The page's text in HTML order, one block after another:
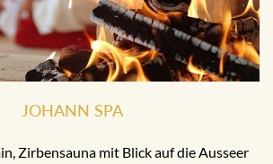
JOHANN SPA
Zirbensauna mit Blick auf die Ausseer